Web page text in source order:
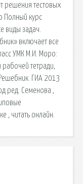
решения тестовых
Полный курс
виды задач.
включает все
УМК М.И. Моро:
тетради,
ГИА 2013
ред. Семенова ,
, читать онлайн.